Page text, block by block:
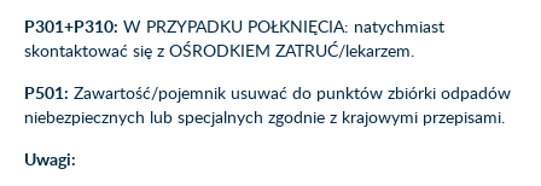
P301+P310: W PRZYPADKU POŁKNIĘCIA: natychmiast
skontaktować się z OŚRODKIEM ZATRUĆ/lekarzem.
P501: Zawartość/pojemnik usuwać do punktów zbiórki odpadów
niebezpiecznych lub specjalnych zgodnie z krajowymi przepisami.
Uwagi: